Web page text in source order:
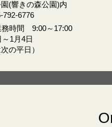
(響きの森公園)内
6776
務時間 9:00～17:00
1月4日
平日）